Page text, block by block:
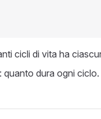
cicli di vita ha
: quanto dura ogni ciclo.